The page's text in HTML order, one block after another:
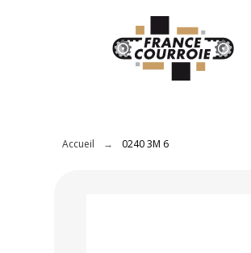
Accueil 0240 3M 6